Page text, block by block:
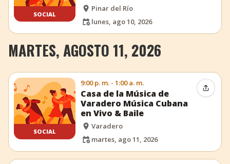
SOCIAL
Pinar del Río
lunes, ago 10, 2026
MARTES, AGOSTO 11, 2026
SOCIAL
9:00 p. m. - 1:00 a. m.
Casa de la Música de
Varadero Música Cubana
en Vivo & Baile
Varadero
martes, ago 11, 2026